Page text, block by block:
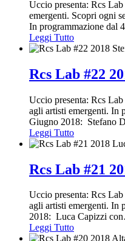
Uccio presenta: Rcs
emergenti. Scopri ogni
In programmazione dal 4
Leggi Tutto
Rcs Lab #22
Uccio presenta: Rcs
agli artisti emergenti. In
Giugno 2018: Stefano
Leggi Tutto
Rcs Lab #21
Uccio presenta: Rcs
agli artisti emergenti. In
2018: Luca Capizzi con
Leggi Tutto